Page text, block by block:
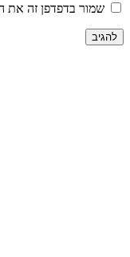
שמור בדפדפן זה את